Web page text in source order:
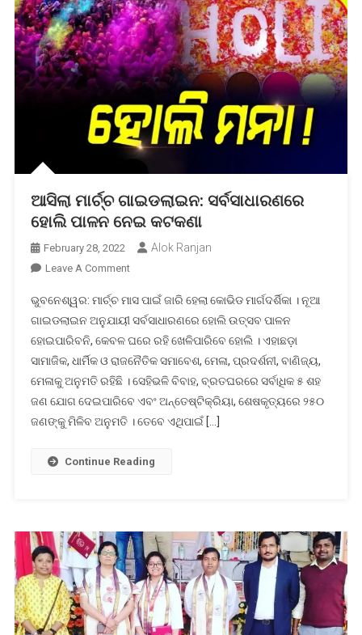
ଆସିଲା ମାର୍ଚ୍ଚ ଗାଇଡଲାଇନ: ସର୍ବସାଧାରଣରେ
ହୋଲି ପାଳନ ନେଇ କଟକଣା
February 28, 2022 Alok Ranjan
Leave A CommentOn
ମାର୍ଚ୍ଚ
ଗାଇଡଲାଇନ:
ସର୍ବସାଧାରଣରେ
ହୋଲି
ପାଳନ
ନେଇ
କଟକଣା
ଭୁବନେଶ୍ୱର: ମାର୍ଚ୍ଚ ମାସ ପାଇଁ ଜାରି ହେଲା କୋଭିଡ ମାର୍ଗଦର୍ଶିକା । ନୂଆ
ଗାଇଡଲାଇନ ଅନୁଯାୟୀ ସର୍ବସାଧାରଣରେ ହୋଲି ଉତ୍ସବ ପାଳନ
ହୋଇପାରିବନି, କେବଳ ଘରେ ରହି ଖେଳିପାରିବେ ହୋଲି । ଏହାଛଡ଼ା
ସାମାଜିକ, ଧାର୍ମିକ ଓ ରାଜନୈତିକ ସମାବେଶ, ମେଳା, ପ୍ରଦର୍ଶନୀ, ବାଣିଜ୍ୟ,
ମେଳାକୁ ଅନୁମତି ରହିଛି । ସେହିଭଳି ବିବାହ, ବ୍ରତଘରରେ ସର୍ବାଧିକ ୫ ଶହ
ଜଣ ଯୋଗ ଦେଇପାରିବେ ଏବଂ ଅନ୍ତେଷ୍ଟିକ୍ରିୟା, ଶେଷକୃତ୍ୟରେ ୨୫୦
ଜଣଙ୍କୁ ମିଳିବ ଅନୁମତି । ତେବେ ଏଥିପାଇଁ […]
Continue Reading